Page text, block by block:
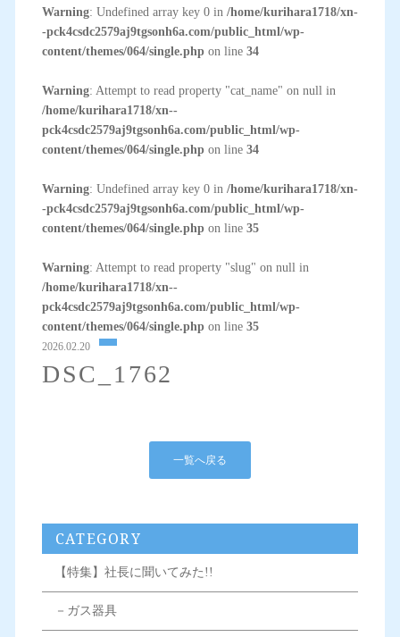
Warning: Undefined array key 0 in /home/kurihara1718/xn-
-pck4csdc2579aj9tgsonh6a.com/public_html/wp-
content/themes/064/single.phpon line 34
Warning: Attempt to read property "cat_name" on null in
/home/kurihara1718/xn--
pck4csdc2579aj9tgsonh6a.com/public_html/wp-
content/themes/064/single.phpon line 34
Warning: Undefined array key 0 in /home/kurihara1718/xn-
-pck4csdc2579aj9tgsonh6a.com/public_html/wp-
content/themes/064/single.phpon line 35
Warning: Attempt to read property "slug" on null in
/home/kurihara1718/xn--
pck4csdc2579aj9tgsonh6a.com/public_html/wp-
content/themes/064/single.phpon line 35
2026.02.20
DSC_1762
一覧へ戻る
CATEGORY
【特集】社長に聞いてみた!!
－ガス器具